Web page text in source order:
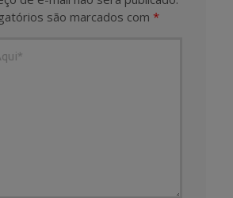
são marcados com *